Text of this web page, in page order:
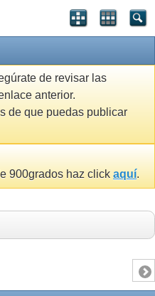
de revisar las
anterior.
de que puedas publicar
900grados haz click aquí.